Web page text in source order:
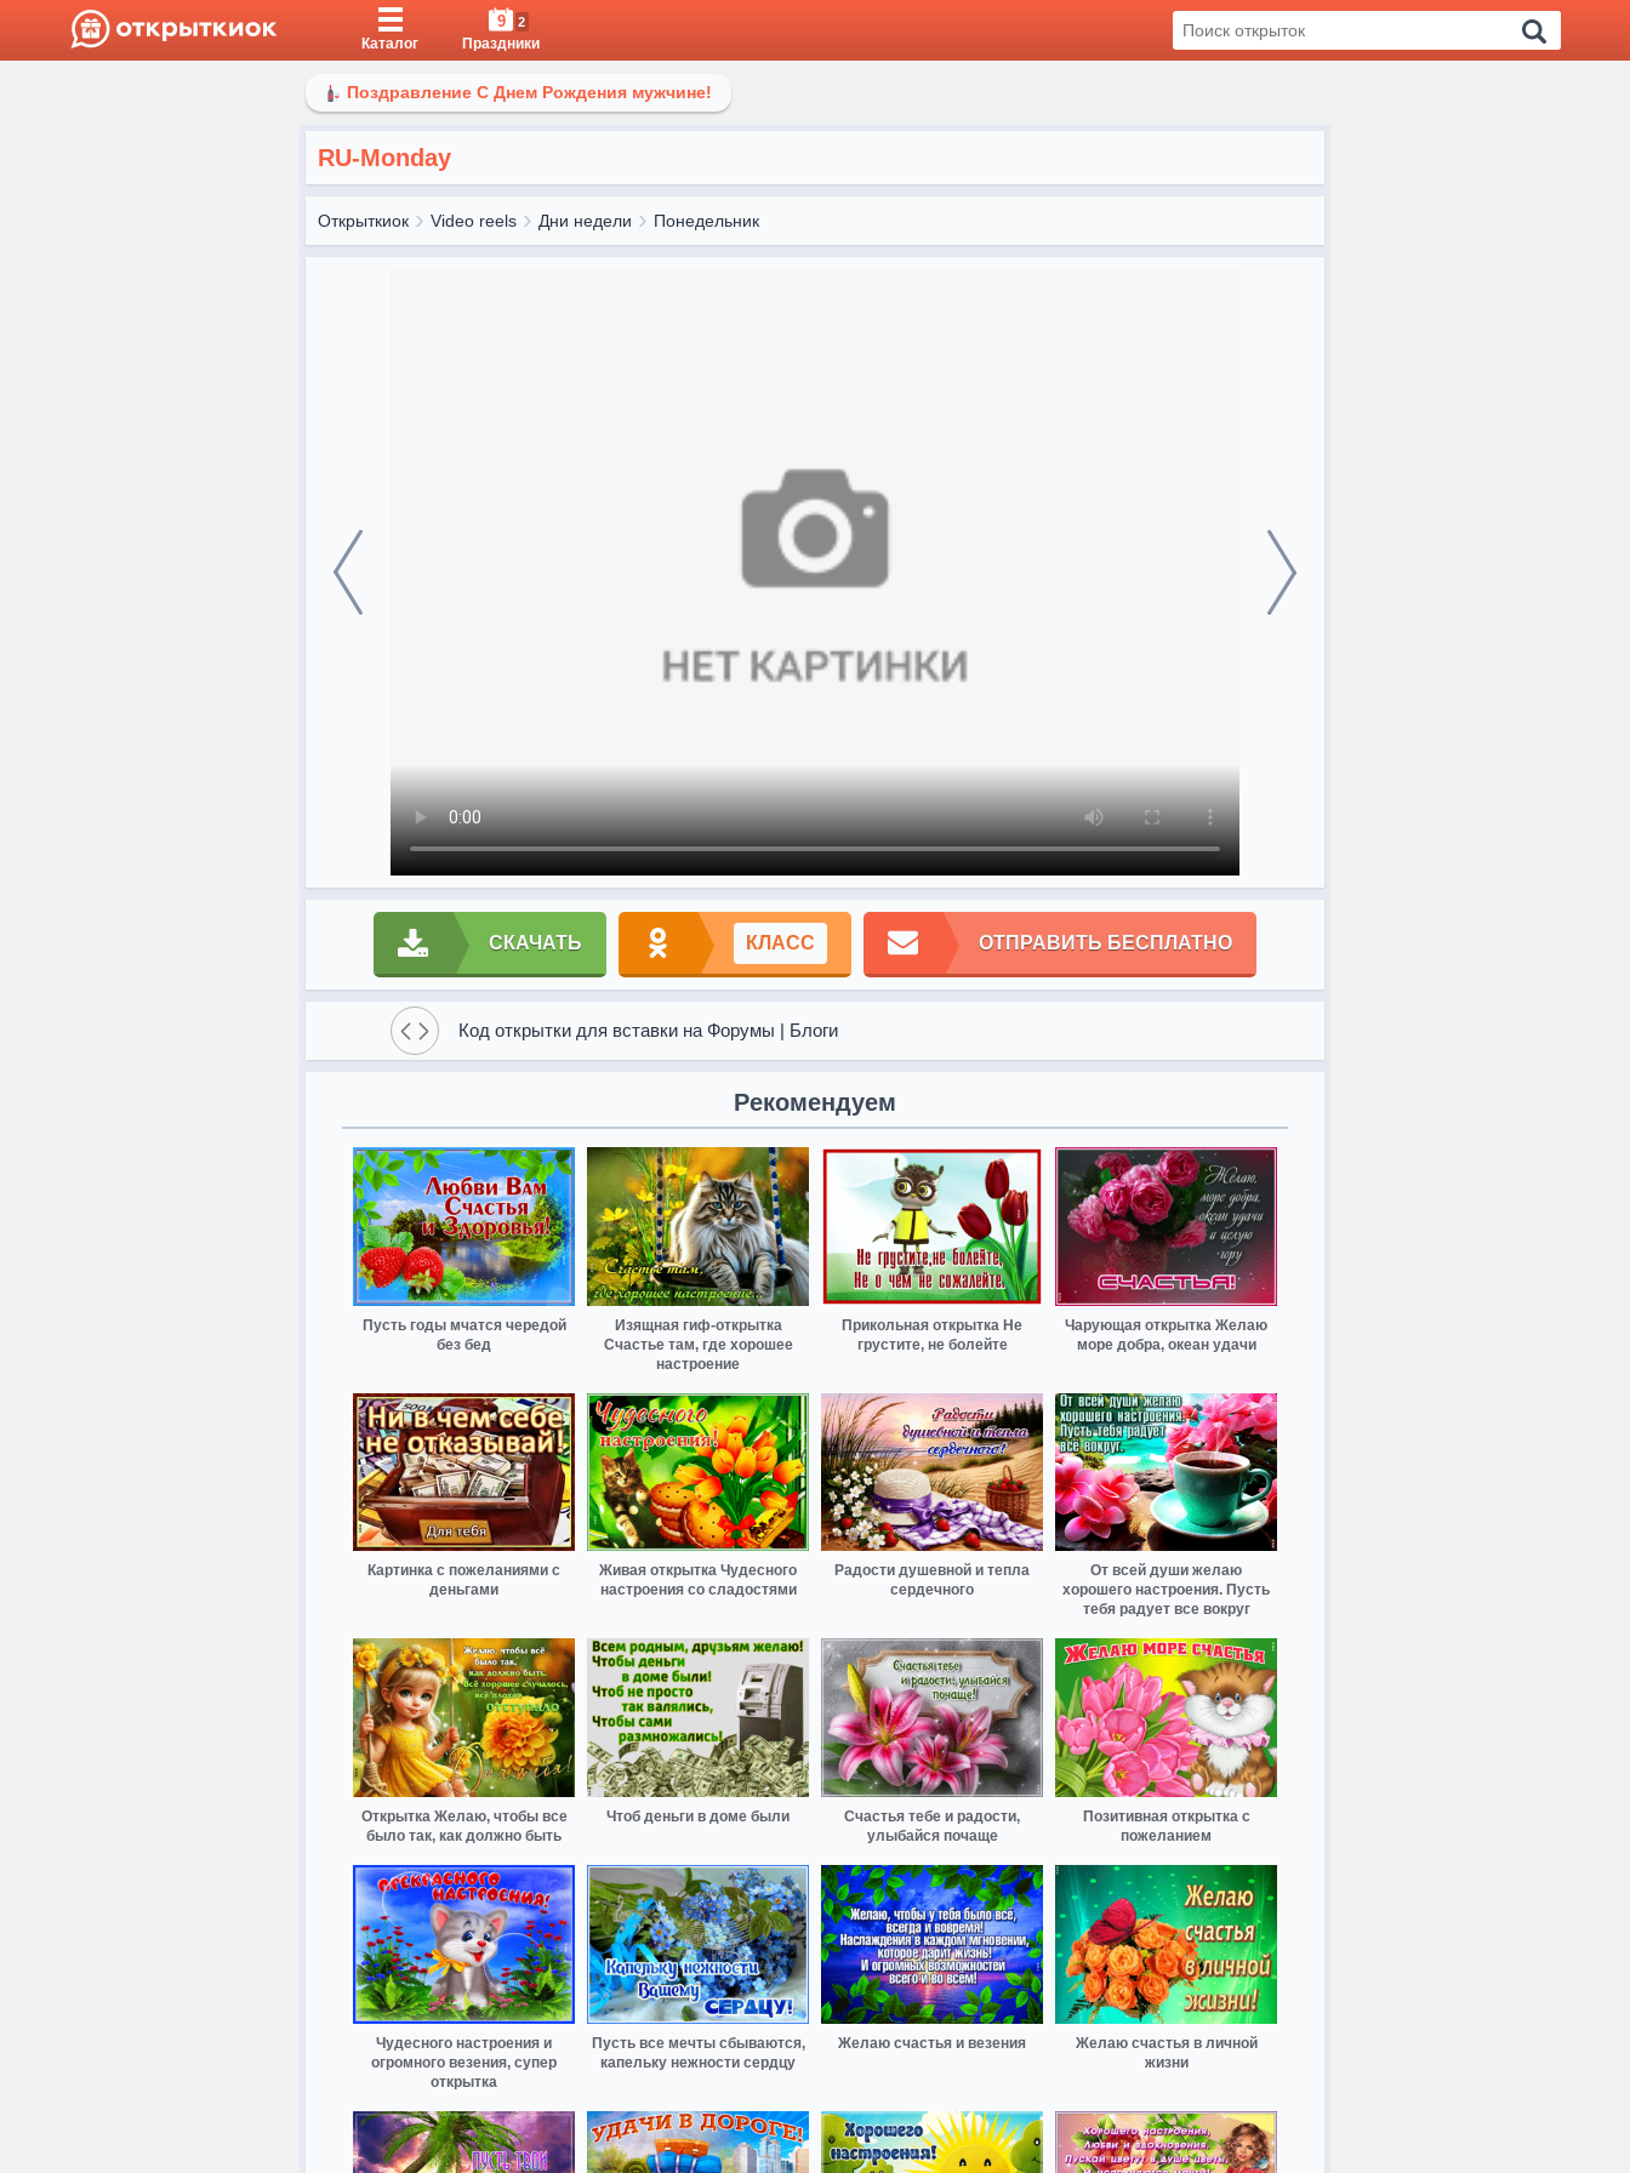
Каталог
9 2
Праздники
Поздравление С Днем Рождения мужчине!
RU-Monday
Открыткиок Video reels Дни недели Понедельник
СКАЧАТЬ КЛАСС ОТПРАВИТЬ БЕСПЛАТНО
Код открытки для вставки на Форумы | Блоги
Рекомендуем
Пусть годы мчатся чередой
без бед
Изящная гиф-открытка
Счастье там, где хорошее
настроение
Прикольная открытка Не
грустите, не болейте
Чарующая открытка Желаю
море добра, океан удачи
Картинка с пожеланиями с
деньгами
Живая открытка Чудесного
настроения со сладостями
Радости душевной и тепла
сердечного
От всей души желаю
хорошего настроения. Пусть
тебя радует все вокруг
Открытка Желаю, чтобы все
было так, как должно быть
Чтоб деньги в доме были
Счастья тебе и радости,
улыбайся почаще
Позитивная открытка с
пожеланием
Чудесного настроения и
огромного везения, супер
открытка
Пусть все мечты сбываются,
капельку нежности сердцу
Желаю счастья и везения
Желаю счастья в личной
жизни